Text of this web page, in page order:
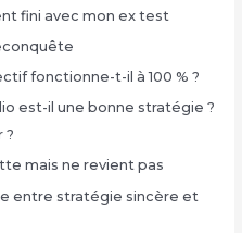
fini avec mon ex test
fonctionne-t-il à 100 % ?
est-il une bonne stratégie ?
?
mais ne revient pas
entre stratégie sincère et